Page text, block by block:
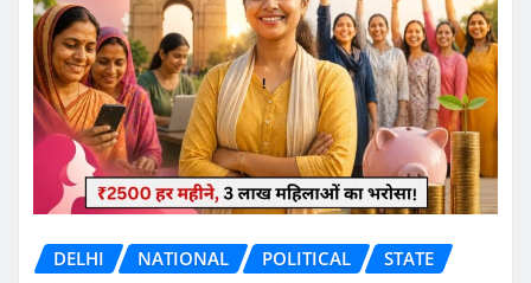
DELHI NATIONAL POLITICAL STATE